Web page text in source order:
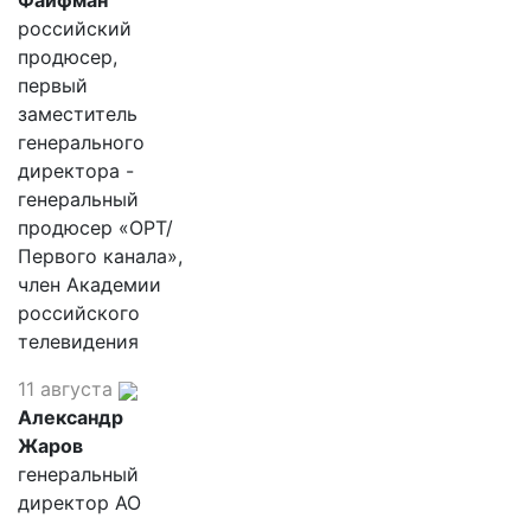
российский
продюсер,
первый
заместитель
генерального
директора -
генеральный
продюсер «ОРТ/
Первого канала»,
член Академии
российского
телевидения
11 августа
Александр
Жаров
генеральный
директор АО